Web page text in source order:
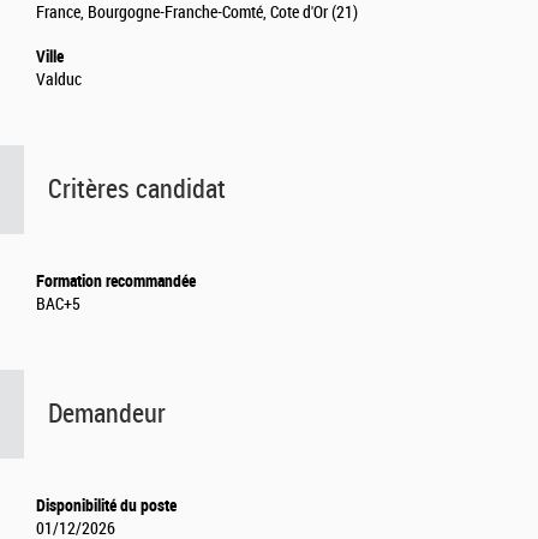
France, Bourgogne-Franche-Comté, Cote d'Or (21)
Ville
Valduc
Critères candidat
Formation recommandée
BAC+5
Demandeur
Disponibilité du poste
01/12/2026